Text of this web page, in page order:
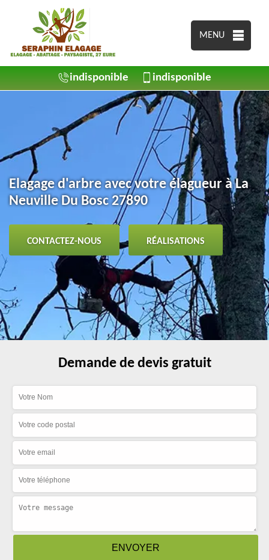
MENU
indisponible indisponible
Elagage d'arbre avec votre élagueur à La
Neuville Du Bosc 27890
CONTACTEZ-NOUS RÉALISATIONS
Demande de devis gratuit